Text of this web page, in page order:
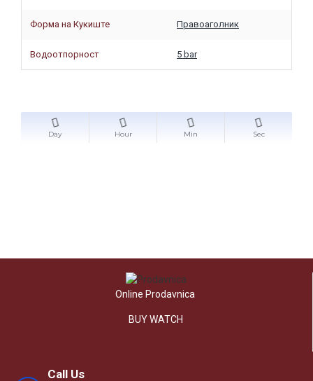
Форма на Кукиште Правоаголник
Водоотпорност 5 bar
Day Hour Min Sec
Online Prodavnica
BUY WATCH
Call Us